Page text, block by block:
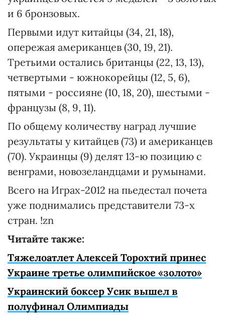
и 6 бронзовых.
Первыми идут китайцы (34, 21, 18),
опережая американцев (30, 19, 21).
Третьими остались британцы (22, 13, 13),
четвертыми - южнокорейцы (12, 5, 6),
пятыми - россияне (10, 18, 20), шестыми -
французы (8, 9, 11).
По общему количеству наград лучшие
результаты у китайцев (73) и американцев
(70). Украинцы (9) делят 13-ю позицию с
венграми, новозеландцами и румынами.
Всего на Играх-2012 на пьедестал почета
уже поднимались представители 73-х
стран. !zn
Читайте также:
Тяжелоатлет Алексей Торохтий принес
Украине третье олимпийское «золото»
Украинский боксер Усик вышел в
полуфинал Олимпиады